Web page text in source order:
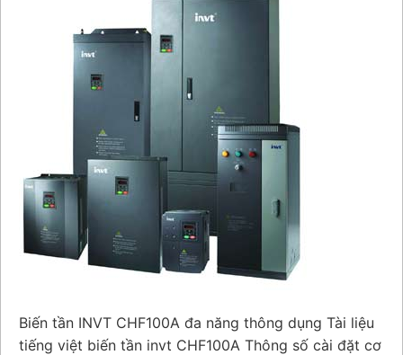
Biến tần INVT CHF100A đa năng thông dụng Tài liệu
tiếng việt biến tần invt CHF100A Thông số cài đặt cơ